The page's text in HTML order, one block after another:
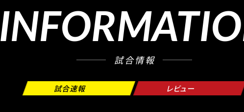
試合情報
試合速報 レビュー